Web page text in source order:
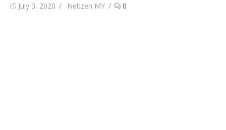
Posted
July 3, 2020 Author
Netizen MY 0